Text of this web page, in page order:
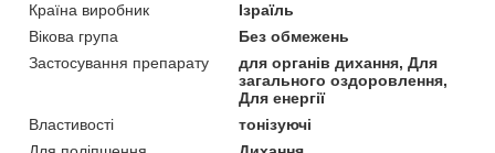
Країна виробник
Ізраїль
Вікова група
Без обмежень
Застосування препарату
для органів дихання, Для
загального оздоровлення,
Для енергії
Властивості
тонізуючі